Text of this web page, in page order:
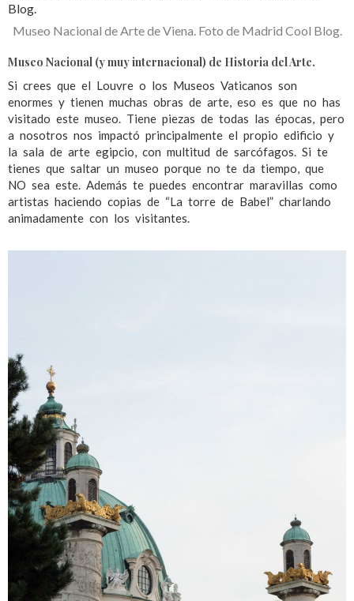
Museo Nacional de Arte de Viena. Foto de Madrid Cool Blog.
Museo Nacional (y muy internacional) de Historia del Arte.
Si crees que el Louvre o los Museos Vaticanos son
enormes y tienen muchas obras de arte, eso es que no has
visitado este museo. Tiene piezas de todas las épocas, pero
a nosotros nos impactó principalmente el propio edificio y
la sala de arte egipcio, con multitud de sarcófagos. Si te
tienes que saltar un museo porque no te da tiempo, que
NO sea este. Además te puedes encontrar maravillas como
artistas haciendo copias de “La torre de Babel” charlando
animadamente con los visitantes.